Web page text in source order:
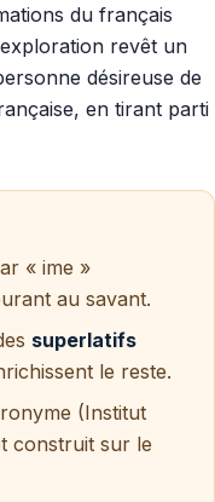
du français
revêt un
désireuse de
en tirant parti
« ime »
au savant.
superlatifs
le reste.
(Institut
construit sur le